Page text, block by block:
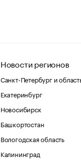
Новости регионов
Санкт-Петербург и
Екатеринбург
Новосибирск
Башкортостан
Вологодская область
Калининград